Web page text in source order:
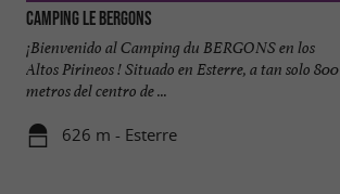
Camping Le Bergons
¡Bienvenido al Camping du BERGONS en los
Altos Pirineos ! Situado en Esterre, a tan solo 800
metros del centro de ...
626 m - Esterre